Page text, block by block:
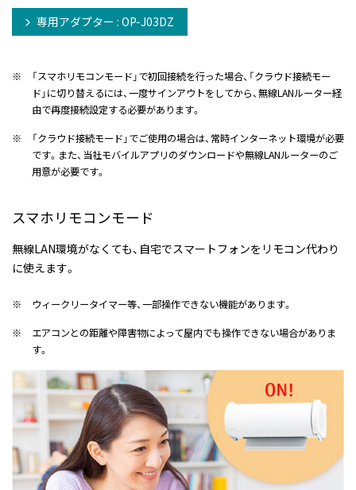
専用アダプター : OP-J03DZ
※
「スマホリモコンモード」で初回接続を行った場合、「クラウド接続モー
ド」に切り替えるには、一度サインアウトをしてから、無線LANルーター経
由で再度接続設定する必要があります。
※
「クラウド接続モード」でご使用の場合は、常時インターネット環境が必要
です。また、当社モバイルアプリのダウンロードや無線LANルーターのご
用意が必要です。
スマホリモコンモード
無線LAN環境がなくても、自宅でスマートフォンをリモコン代わり
に使えます。
※
ウィークリータイマー等、一部操作できない機能があります。
※
エアコンとの距離や障害物によって屋内でも操作できない場合がありま
す。